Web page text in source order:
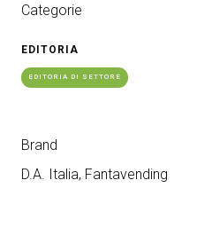
Categorie
EDITORIA
EDITORIA DI SETTORE
Brand
D.A. Italia, Fantavending